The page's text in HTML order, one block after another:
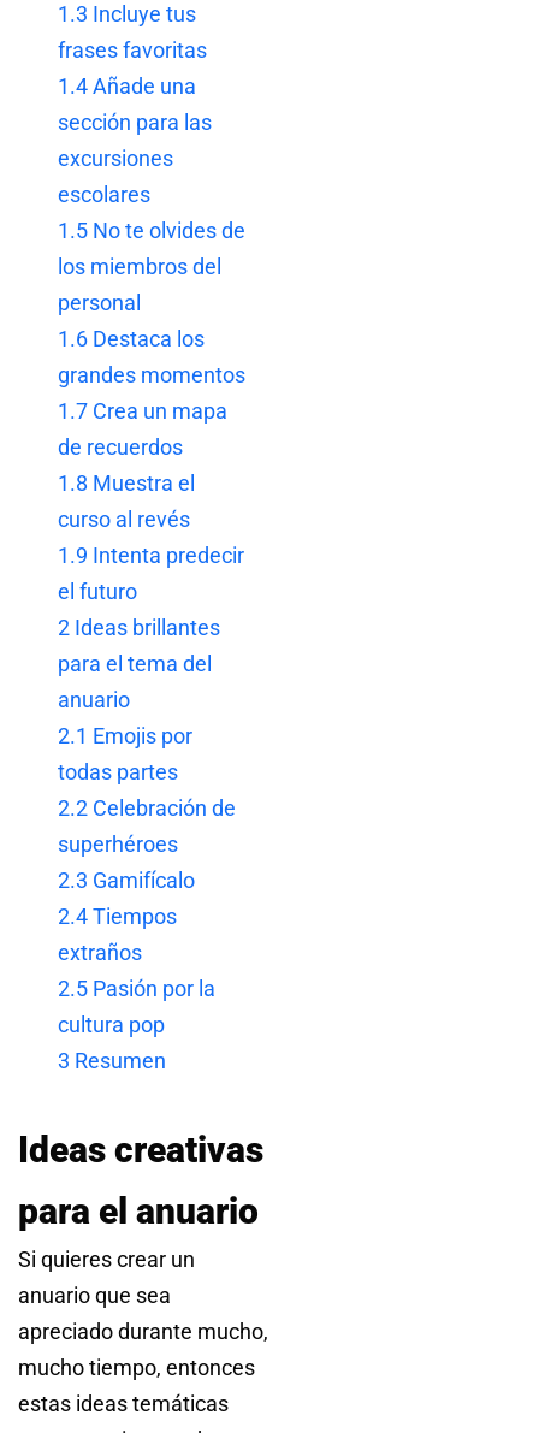
1.3 Incluye tus
frases favoritas
1.4Añade una
sección para las
excursiones
escolares
1.5 No te olvides de
los miembros del
personal
1.6 Destaca los
grandes momentos
1.7 Crea un mapa
de recuerdos
1.8 Muestra el
curso al revés
1.9 Intenta predecir
el futuro
2 Ideas brillantes
para el tema del
anuario
2.1 Emojis por
todas partes
2.2 Celebración de
superhéroes
2.3 Gamifícalo
2.4Tiempos
extraños
2.5 Pasión por la
cultura pop
3 Resumen
Ideas creativas
para el anuario
Si quieres crear un
anuario que sea
apreciado durante mucho,
mucho tiempo, entonces
estas ideas temáticas